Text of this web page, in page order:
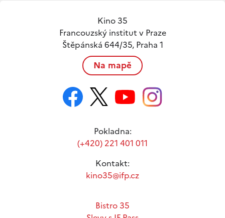
Kino 35
Francouzský institut v Praze
Štěpánská 644/35, Praha 1
Na mapě
Pokladna:
(+420) 221 401 011
Kontakt:
kino35@ifp.cz
Bistro 35